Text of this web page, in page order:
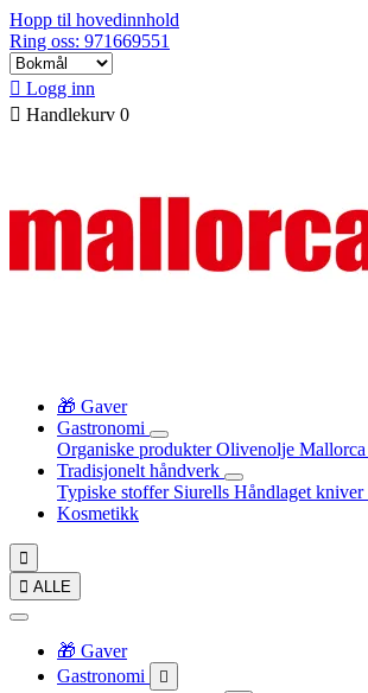
Hopp til hovedinnhold
Ring oss: 971669551
 Logg inn
 Handlekurv 0
🎁 Gaver
Gastronomi
Organiske produkterOlivenolje Mallorca
Tradisjonelt håndverk
Typiske stoffer Siurells Håndlaget kniver
Kosmetikk

 ALLE
🎁 Gaver
Gastronomi
